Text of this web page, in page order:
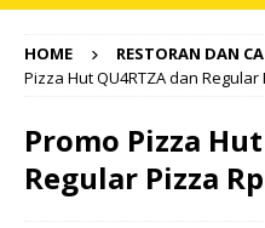
HOME RESTORAN DAN
Pizza Hut QU4RTZA dan Regular
Promo Pizza
Regular Pizza